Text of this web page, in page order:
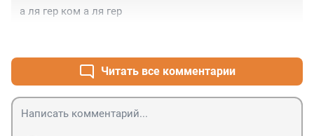
а ля гер ком а ля гер
Читать все комментарии